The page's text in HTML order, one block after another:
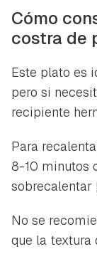
Cómo
costra de
Este plato es
pero si
recipiente
Para
8-10 minutos
sobrecalentar
No se
que la textura